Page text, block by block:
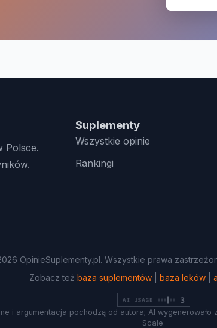
Polsce.
Suplementy
Wszystkie opinie
Rankingi
OpinieSuplementy.pl. Wszystkie prawa
Zobacz też baza suplementów baza leków
i argumentacja pochodzą od autora; AI wygenerowało
Scale.